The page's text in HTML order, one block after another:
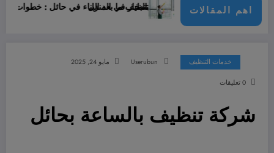
اهم المقالات
ستائر بالبخار في المنزل
تنظيف ما بعد البناء في حائل : خطوات ضرورية قبل السكن
خدمات التنظيف Userubun مايو 24, 2025
0 تعليقات
شركة تنظيف بالساعة بحائل